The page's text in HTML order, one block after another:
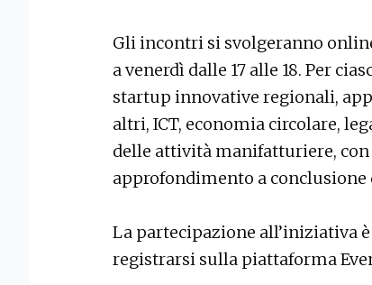
Gli incontri si svolgeranno
a venerdì dalle 17 alle 18. Per
startup innovative regionali,
altri, ICT, economia circolare,
delle attività manifatturiere,
approfondimento a
La partecipazione all’iniziativa
registrarsi sulla piattaforma